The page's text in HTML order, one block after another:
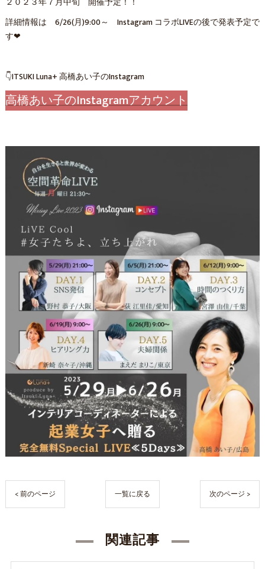
詳細情報は 6/26(月)9:00～ Instagram コラボLIVEの後で発表予定で
す❤
👇ITSUKI Luna+ 高橋あい子のInstagram
高橋あい子のInstagramアカウント
< 前のページ 一覧に戻る 次のページ >
関連記事